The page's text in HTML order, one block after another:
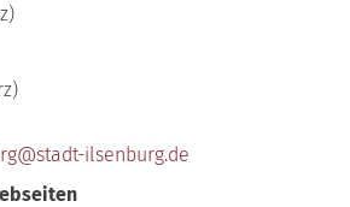
ilsenburg.de